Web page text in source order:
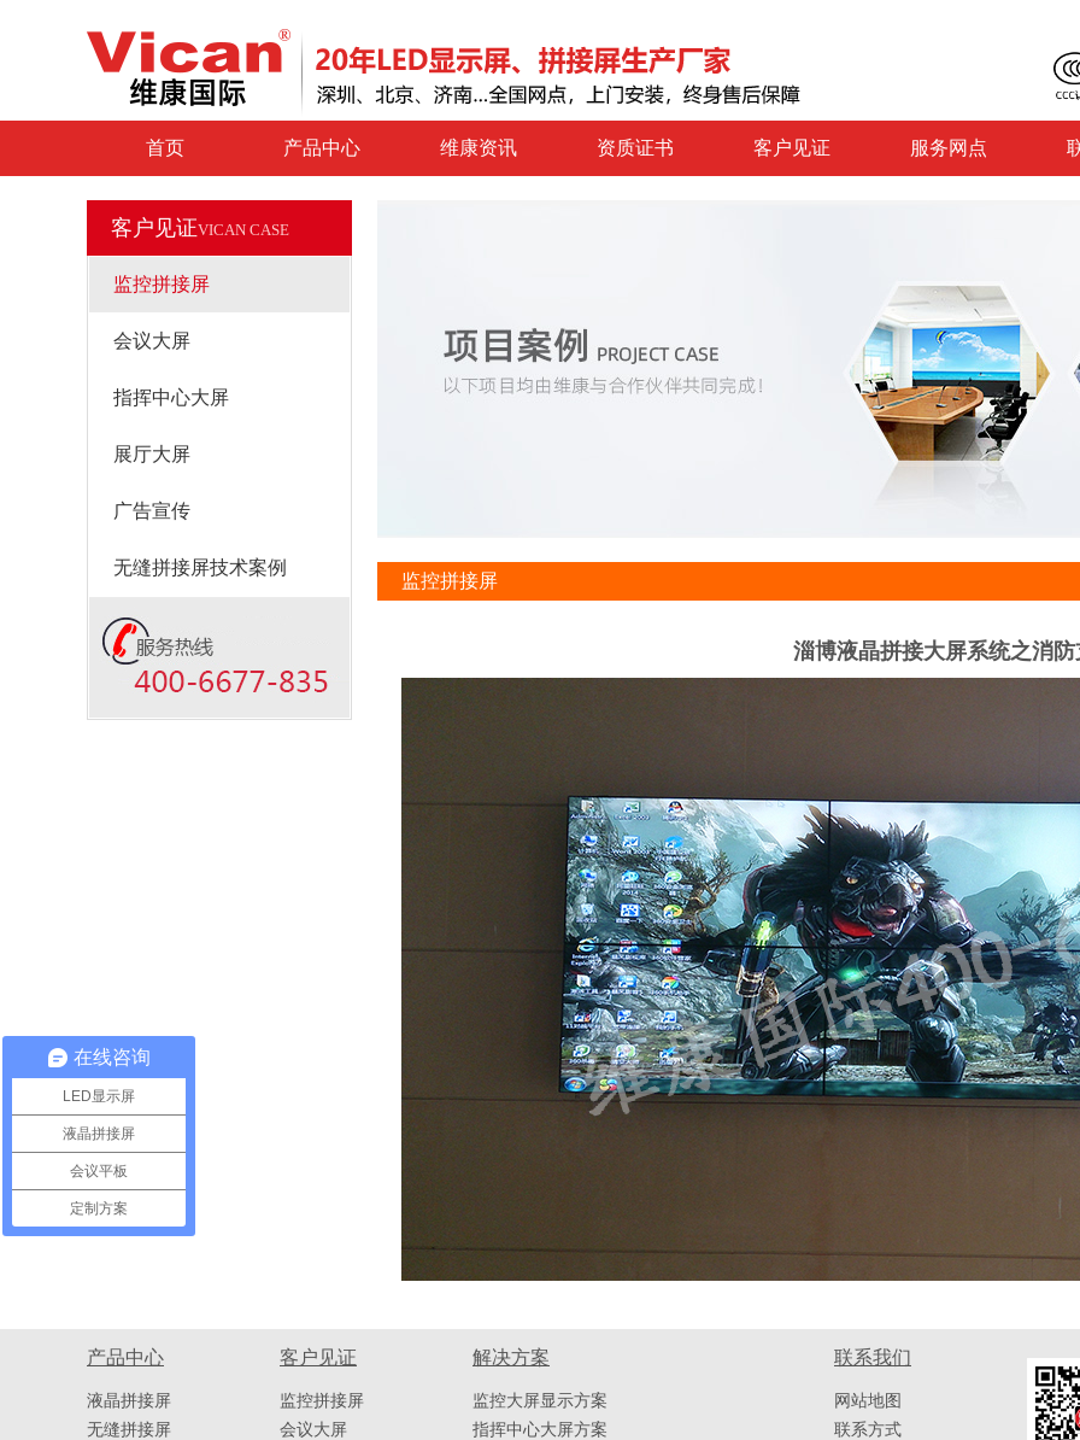
首页 产品中心 维康资讯 资质证书 客户见证 服务网点
客户见证VICAN CASE
监控拼接屏
会议大屏
指挥中心大屏
展厅大屏
广告宣传
无缝拼接屏技术案例
监控拼接屏
淄博液晶拼接大屏系统之消防
产品中心
液晶拼接屏
无缝拼接屏
客户见证
监控拼接屏
会议大屏
解决方案
监控大屏显示方案
指挥中心大屏方案
联系我们
网站地图
联系方式
在线咨询
LED显示屏
液晶拼接屏
会议平板
定制方案